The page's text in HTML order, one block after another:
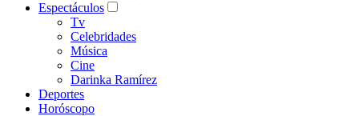
Espectáculos
Tv
Celebridades
Música
Cine
Darinka Ramírez
Deportes
Horóscopo